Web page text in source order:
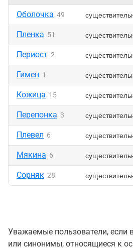
Оболочка 49
Пленка 51
Периост 2
Гимен 1
Кожица 15
Перепонка 3
Плевел 6
Мякина 6
Сорняк 28
Уважаемые пользователи, если
или синонимы, относящиеся к